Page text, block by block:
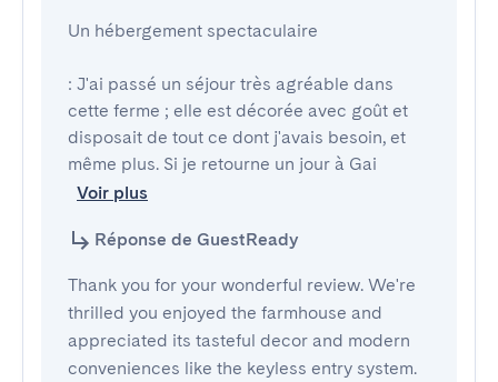
Un hébergement spectaculaire
: J'ai passé un séjour très agréable dans
cette ferme ; elle est décorée avec goût et
disposait de tout ce dont j'avais besoin, et
même plus. Si je retourne un jour à Gai
Voir plus
Réponse de GuestReady
Thank you for your wonderful review. We're
thrilled you enjoyed the farmhouse and
appreciated its tasteful decor and modern
conveniences like the keyless entry system.